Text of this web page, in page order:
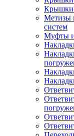
Крышки
Метизы
систем
Муфты и